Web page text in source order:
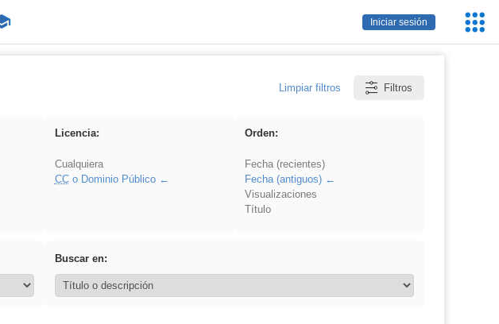
Iniciar sesión
Limpiar filtros Filtros
Licencia:
Cualquiera
CCo Dominio Público
Orden:
Fecha (recientes)
Fecha (antiguos)
Visualizaciones
Título
Buscar en: